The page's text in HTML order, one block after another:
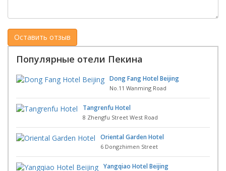
Популярные отели Пекина
Dong Fang Hotel Beijing
No.11 Wanming Road
Tangrenfu Hotel
8 Zhengfu Street West Road
Oriental Garden Hotel
6 Dongzhimen Street
Yangqiao Hotel Beijing